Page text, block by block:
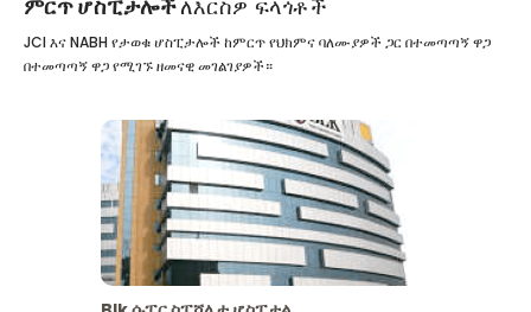
ምርጥ ሆስፒታሎችለእርስዎ ፍላጎቶች
JCI እና NABH የታወቁ ሆስፒታሎች ከምርጥ የህክምና ባለሙያዎች ጋር በተመጣጣኝ ዋጋ
በተመጣጣኝ ዋጋ የሚገኙ ዘመናዊ መገልገያዎች።